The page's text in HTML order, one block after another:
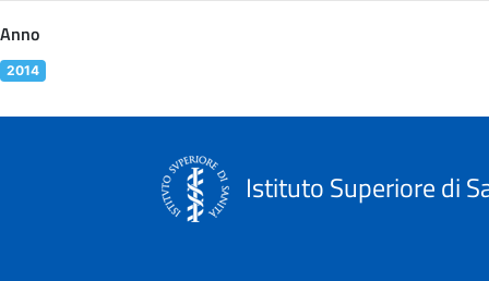
Anno
2014
Istituto Superiore di